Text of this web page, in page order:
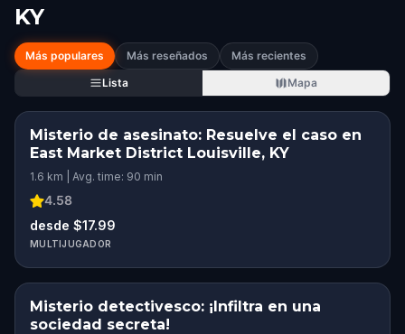
KY
Más populares Más reseñados
Más recientes
Lista
Mapa
Misterio de asesinato: Resuelve el caso en
East Market District Louisville, KY
1.6 km | Avg. time: 90 min
4.58
desde $17.99
MULTIJUGADOR
Misterio detectivesco: ¡Infiltra en una
sociedad secreta!